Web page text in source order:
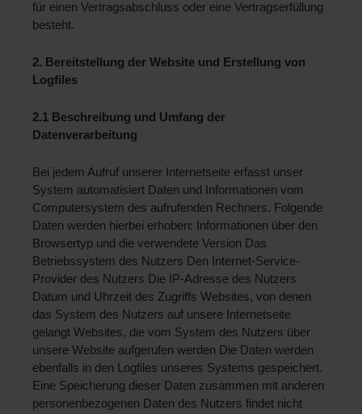
für einen Vertragsabschluss oder eine Vertragserfüllung
besteht.
2. Bereitstellung der Website und Erstellung von
Logfiles
2.1 Beschreibung und Umfang der
Datenverarbeitung
Bei jedem Aufruf unserer Internetseite erfasst unser
System automatisiert Daten und Informationen vom
Computersystem des aufrufenden Rechners. Folgende
Daten werden hierbei erhoben: Informationen über den
Browsertyp und die verwendete Version Das
Betriebssystem des Nutzers Den Internet-Service-
Provider des Nutzers Die IP-Adresse des Nutzers
Datum und Uhrzeit des Zugriffs Websites, von denen
das System des Nutzers auf unsere Internetseite
gelangt Websites, die vom System des Nutzers über
unsere Website aufgerufen werden Die Daten werden
ebenfalls in den Logfiles unseres Systems gespeichert.
Eine Speicherung dieser Daten zusammen mit anderen
personenbezogenen Daten des Nutzers findet nicht